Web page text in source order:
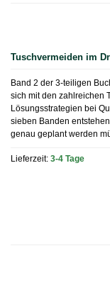
Tuschvermeiden im
Band 2 der 3-teiligen
sich mit den zahlreichen
Lösungsstrategien bei
sieben Banden
genau geplant werden
Lieferzeit: 3-4 Tage